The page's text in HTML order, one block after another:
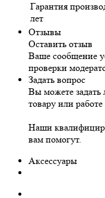
Гарантия
лет
Отзывы
Оставить отзыв
Ваше сообщение
проверки
Задать вопрос
Вы можете
товару или работе
Наши
вам помогут.
Аксессуары